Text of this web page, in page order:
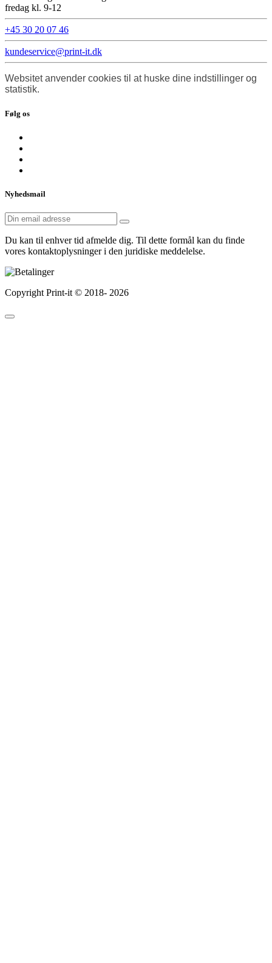
fredag kl. 9-12
+45 30 20 07 46
kundeservice@print-it.dk
Websitet anvender cookies til at huske dine indstillinger og
statistik.
Følg os
Nyhedsmail
Du kan til enhver tid afmelde dig. Til dette formål kan du finde
vores kontaktoplysninger i den juridiske meddelelse.
Copyright Print-it © 2018- 2026